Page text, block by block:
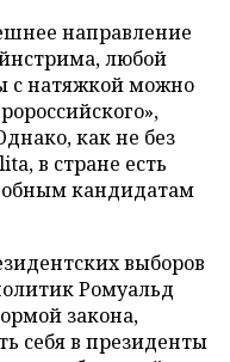
направление
любой
с натяжкой можно
как не без
в стране есть
кандидатам
выборов
Ромуальд
закона,
себя в президенты